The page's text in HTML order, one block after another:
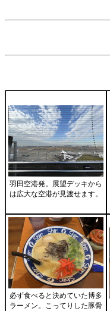
羽田空港発。展望デッキから
は広大な空港が見渡せます。
必ず食べると決めていた博多
ラーメン。こってりした豚骨